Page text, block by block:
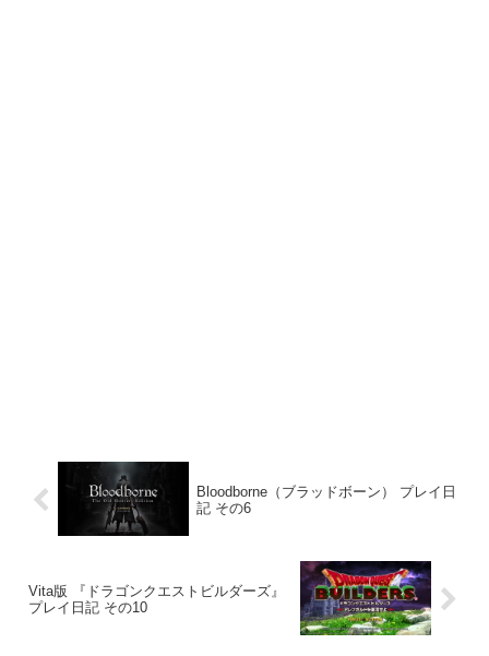
Bloodborne（ブラッドボーン） プレイ日
記 その6
Vita版 『ドラゴンクエストビルダーズ』
プレイ日記 その10